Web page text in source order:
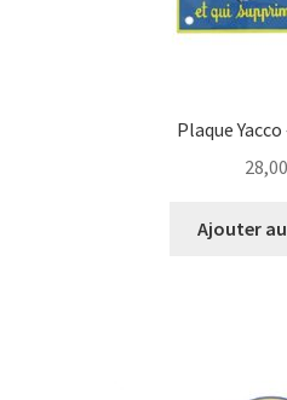
Plaque
28,00
Ajouter